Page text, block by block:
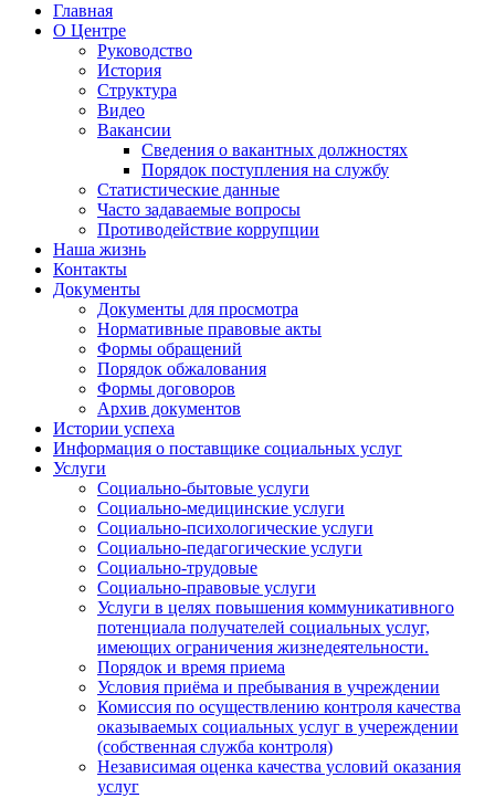
Главная
О Центре
Руководство
История
Структура
Видео
Вакансии
Сведения о вакантных должностях
Порядок поступления на службу
Статистические данные
Часто задаваемые вопросы
Противодействие коррупции
Наша жизнь
Контакты
Документы
Документы для просмотра
Нормативные правовые акты
Формы обращений
Порядок обжалования
Формы договоров
Архив документов
Истории успеха
Информация о поставщике социальных услуг
Услуги
Социально-бытовые услуги
Социально-медицинские услуги
Социально-психологические услуги
Социально-педагогические услуги
Социально-трудовые
Социально-правовые услуги
Услуги в целях повышения коммуникативного
потенциала получателей социальных услуг,
имеющих ограничения жизнедеятельности.
Порядок и время приема
Условия приёма и пребывания в учреждении
Комиссия по осуществлению контроля качества
оказываемых социальных услуг в учереждении
(собственная служба контроля)
Независимая оценка качества условий оказания
услуг